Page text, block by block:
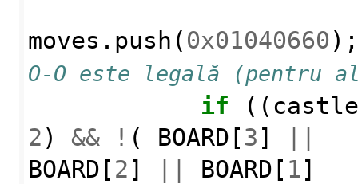
moves . push ( 0x01040660
O-O este legală (pentru
if ((
2 ) && ! ( BOARD [ 3 ]
BOARD [ 2 ] BOARD [ 1 ]